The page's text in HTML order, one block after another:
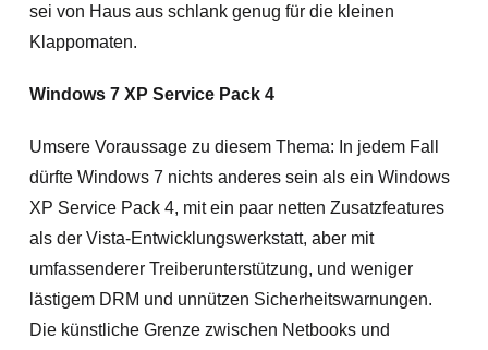
sei von Haus aus schlank genug für die kleinen
Klappomaten.
Windows 7 XP Service Pack 4
Umsere Voraussage zu diesem Thema: In jedem Fall
dürfte Windows 7 nichts anderes sein als ein Windows
XP Service Pack 4, mit ein paar netten Zusatzfeatures
als der Vista-Entwicklungswerkstatt, aber mit
umfassenderer Treiberunterstützung, und weniger
lästigem DRM und unnützen Sicherheitswarnungen.
Die künstliche Grenze zwischen Netbooks und